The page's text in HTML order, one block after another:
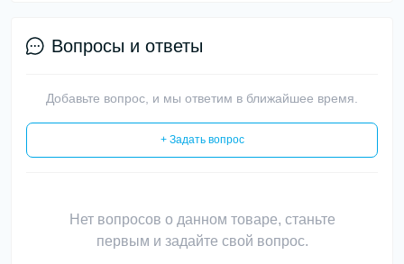
Вопросы и ответы
Добавьте вопрос, и мы ответим в ближайшее время.
+ Задать вопрос
Нет вопросов о данном товаре, станьте
первым и задайте свой вопрос.